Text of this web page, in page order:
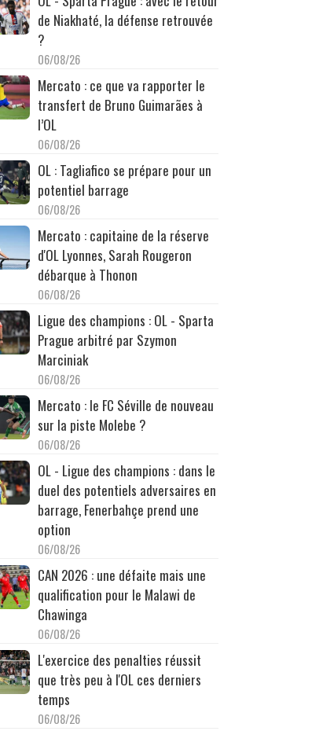
de Niakhaté, la défense retrouvée
?
06/08/26
Mercato : ce que va rapporter le
transfert de Bruno Guimarães à
l’OL
06/08/26
OL : Tagliafico se prépare pour un
potentiel barrage
06/08/26
Mercato : capitaine de la réserve
d'OL Lyonnes, Sarah Rougeron
débarque à Thonon
06/08/26
Ligue des champions : OL - Sparta
Prague arbitré par Szymon
Marciniak
06/08/26
Mercato : le FC Séville de nouveau
sur la piste Molebe ?
06/08/26
OL - Ligue des champions : dans le
duel des potentiels adversaires en
barrage, Fenerbahçe prend une
option
06/08/26
CAN 2026 : une défaite mais une
qualification pour le Malawi de
Chawinga
06/08/26
L'exercice des penalties réussit
que très peu à l'OL ces derniers
temps
06/08/26